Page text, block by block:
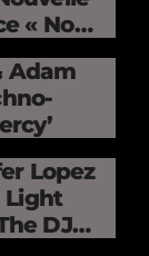
« No
Adam
Lopez
Light
DJ